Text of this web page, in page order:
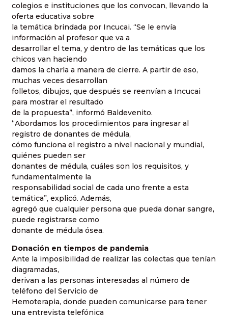
colegios e instituciones que los convocan, llevando la
oferta educativa sobre
la temática brindada por Incucai. “Se le envía
información al profesor que va a
desarrollar el tema, y dentro de las temáticas que los
chicos van haciendo
damos la charla a manera de cierre. A partir de eso,
muchas veces desarrollan
folletos, dibujos, que después se reenvían a Incucai
para mostrar el resultado
de la propuesta”, informó Baldevenito.
“Abordamos los procedimientos para ingresar al
registro de donantes de médula,
cómo funciona el registro a nivel nacional y mundial,
quiénes pueden ser
donantes de médula, cuáles son los requisitos, y
fundamentalmente la
responsabilidad social de cada uno frente a esta
temática”, explicó. Además,
agregó que cualquier persona que pueda donar sangre,
puede registrarse como
donante de médula ósea.
Donación en tiempos de pandemia
Ante la imposibilidad de realizar las colectas que tenían
diagramadas,
derivan a las personas interesadas al número de
teléfono del Servicio de
Hemoterapia, donde pueden comunicarse para tener
una entrevista telefónica